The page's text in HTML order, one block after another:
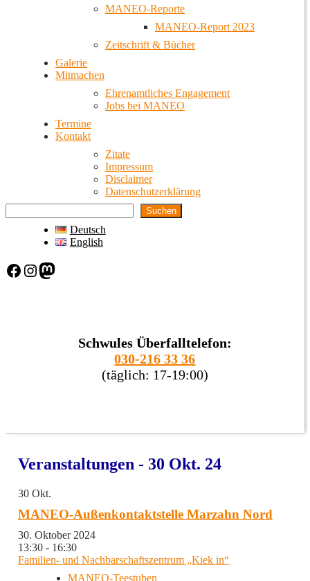
MANEO-Reporte
MANEO-Report 2023
Zeitschrift & Bücher
Galerie
Mitmachen
Ehrenamtliches Engagement
Jobs bei MANEO
Termine
Kontakt
Zitate
Impressum
Disclaimer
Datenschutzerklärung
Suchen
Deutsch
English
Facebook Instagram Mastodon
Schwules Überfalltelefon:
030-216 33 36
(täglich: 17-19:00)
Veranstaltungen - 30 Okt. 24
30 Okt.
MANEO-Außenkontaktstelle Marzahn Nord
30. Oktober 2024
13:30 - 16:30
Familien- und Nachbarschaftszentrum „Kiek in“
MANEO-Teestuben